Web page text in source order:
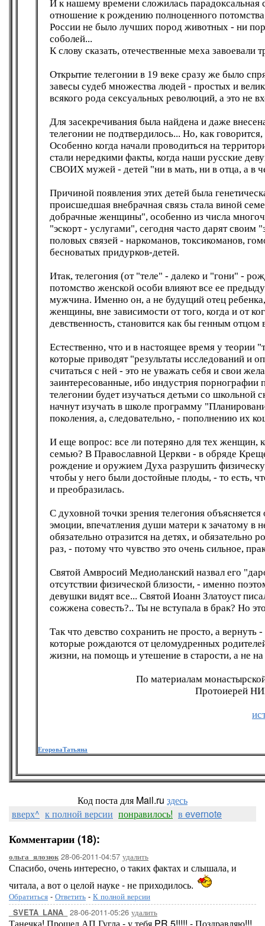
И к нашему времени сложилась
отношение к рождению полноценного
России не было лучших пород животных - ни
соболей...
К слову сказать, отечественные меха
Открытие телегонии в 19 веке сразу же было
завесы судеб множества людей - простых и
всякого рода сексуальных революций, а это не
Для засекречивания была найдена и даже
телегонии не подтвердилось... Но, как
Особенно когда начали проводиться на
стали нередкими факты, когда наши русские
СВОИХ мужей - детей "ни в мать, ни в отца, а в
Причиной появления этих детей была
происшедшая внебрачная связь стала виной
добрачные женщины", особенно из числа
"эскорт - услугами", сегодня часто дарят
половых связей - наркоманов, токсикоманов,
бесноватых придурков-детей.
Итак, телегония (от "теле" - далеко и "гони" -
потомство женской особи влияют все ее
мужчина. Именно он, а не будущий отец
женщины, вне зависимости от того, когда и от
девственность, становится как бы генным
Естественно, что и в настоящее время у теории
которые приводят "результаты исследований и
считаться с ней - это не уважать себя и свои
заинтересованные, ибо индустрия порнографии
телегонии будет изучаться детьми со
начнут изучать в школе программу
поколения, а, следовательно, - пополнению их
И еще вопрос: все ли потеряно для тех женщин,
семью? В Православной Церкви - в обряде
рождение и оружием Духа разрушить
чтобы у него были достойные плоды, - то есть,
и преобразилась.
С духовной точки зрения телегония
эмоции, впечатления души матери к зачатому в
обязательно отразится на детях, и
раз, - потому что чувство это очень сильное,
Святой Амвросий Медиоланский назвал его
отсутствии физической близости, - именно
девушки видят все... Святой Иоанн Златоуст
сожжена совесть?.. Ты не вступала в брак? Но
Так что девство сохранить не просто, а
которые рождаются от целомудренных
жизни, на помощь и утешение в старости, а не на
По материалам
Протоиерей
ЕгороваТатьяна
Код поста для Mail.ru здесь
вверх^ к полной версии понравилось! в evernote
Комментарии (18):
ольга_ялозюк28-06-2011-04:57 удалить
Спасибо, очень интересно, о таких фактах и слышала, и
читала, а вот о целой науке - не приходилось.
Обратиться - Ответить - К полной версии
_SVETA_LANA_ 28-06-2011-05:26 удалить